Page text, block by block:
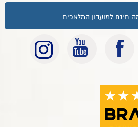
חינם למועדון המלאכים